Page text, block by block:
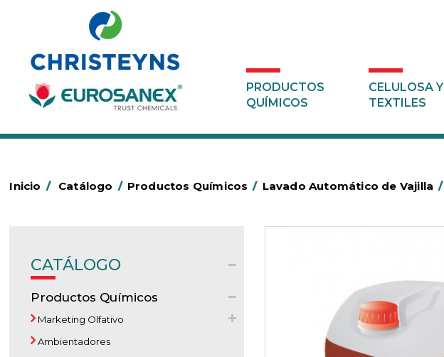
PRODUCTOS
QUÍMICOS
CELULOSA Y
TEXTILES
Inicio / Catálogo / Productos Químicos / Lavado Automático de Vajilla /
CATÁLOGO
Productos Químicos
Marketing Olfativo
Ambientadores